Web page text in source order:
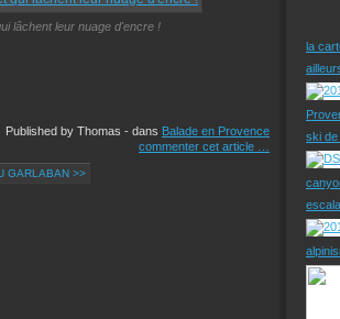
lâchent leur nuage d'encre !
Published by Thomas - dans Balade en Provence
commenter cet article
GARLABAN >>
la
ski de